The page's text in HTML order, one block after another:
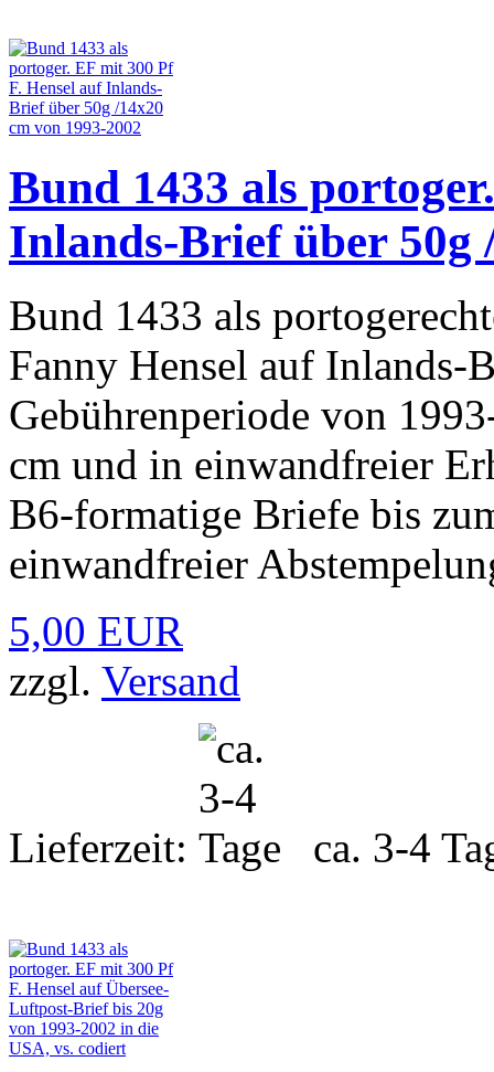
Bund 1433 als
Inlands-Brief über 50g
Bund 1433 als
Fanny Hensel auf Inlands-
Gebührenperiode von
cm und in einwandfreier
B6-formatige Briefe bis
einwandfreier
5,00 EUR
zzgl. Versand
Lieferzeit: ca. 3-4